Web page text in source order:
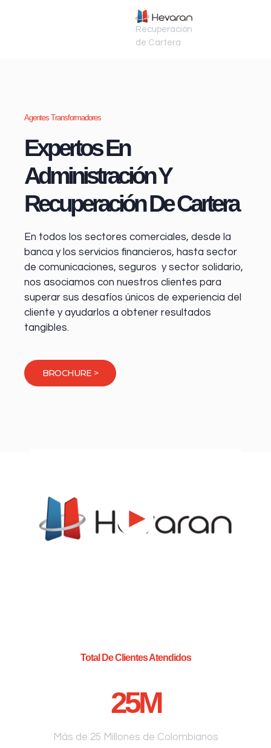
Recuperación
de Cartera
Agentes Transformadores
Expertos En
Administración Y
Recuperación De Cartera
En todos los sectores comerciales, desde la
banca y los servicios financieros, hasta sector
de comunicaciones, seguros y sector solidario,
nos asociamos con nuestros clientes para
superar sus desafíos únicos de experiencia del
cliente y ayudarlos a obtener resultados
tangibles.
BROCHURE >
Total De Clientes Atendidos
25M
Más de 25 Millones de Colombianos